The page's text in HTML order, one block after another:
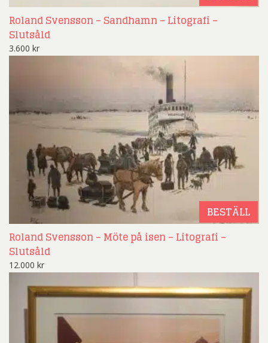
Roland Svensson – Sandhamn – Litografi –
Slutsåld
3.600 kr
BESTÄLL
Roland Svensson – Möte på isen – Litografi –
Slutsåld
12.000 kr